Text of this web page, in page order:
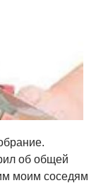
об общей
моим соседям